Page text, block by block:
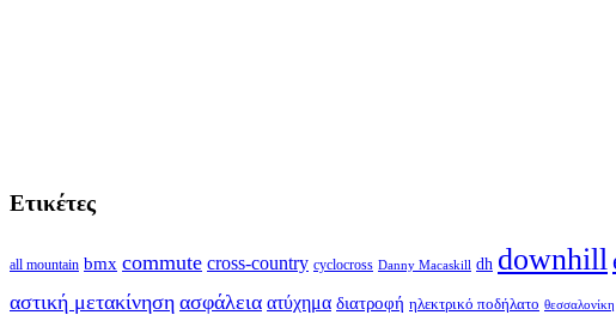
Ετικέτες
all mountain bmx commute cross-country cyclocross Danny Macaskill dh downhill
αστική μετακίνηση ασφάλεια ατύχημα διατροφή ηλεκτρικό ποδήλατο θεσσαλονίκη